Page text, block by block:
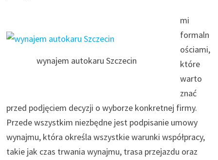
wynajem autokaru Szczecin
mi
formaln
ościami,
które
warto
znać
przed podjęciem decyzji o wyborze konkretnej firmy.
Przede wszystkim niezbędne jest podpisanie umowy
wynajmu, która określa wszystkie warunki współpracy,
takie jak czas trwania wynajmu, trasa przejazdu oraz